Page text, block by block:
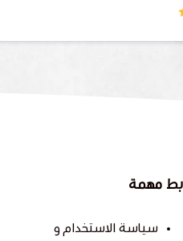
مهمة
سياسة الاستخدام و